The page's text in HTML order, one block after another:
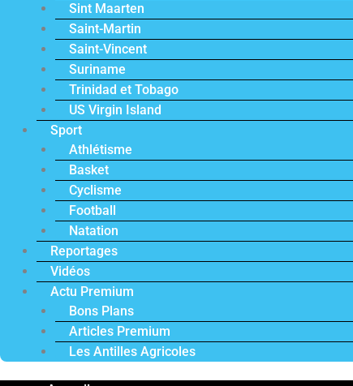
Sint Maarten
Saint-Martin
Saint-Vincent
Suriname
Trinidad et Tobago
US Virgin Island
Sport
Athlétisme
Basket
Cyclisme
Football
Natation
Reportages
Vidéos
Actu Premium
Bons Plans
Articles Premium
Les Antilles Agricoles